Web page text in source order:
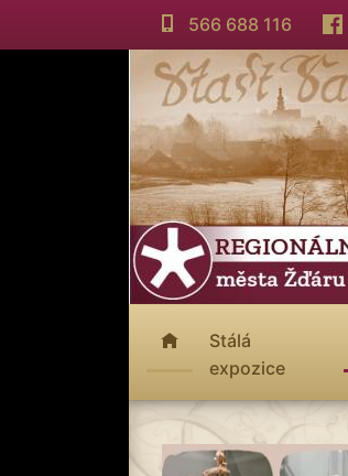
566 688 116
Stálá
expozice